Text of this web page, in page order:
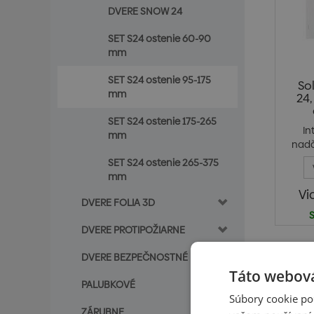
DVERE SNOW 24
SET S24 ostenie 60-90
mm
SET S24 ostenie 95-175
mm
SET S24 ostenie 175-265
mm
SET S24 ostenie 265-375
mm
DVERE FOLIA 3D
DVERE PROTIPOŽIARNE
DVERE BEZPEČNOSTNÉ
PALUBKOVÉ
Táto
Súbory cookie